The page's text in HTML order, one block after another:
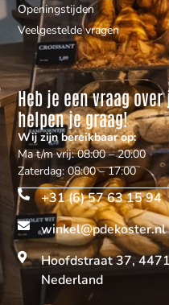
Openingstijden
Veelgestelde vragen
Heb je een vraag
helpen je graag!
Wij zijn bereikbaar op:
Ma t/m vrij: 08:00 – 20:00
Zaterdag: 08:00 – 17:00
+31 (6) 57 63 15 94
winkel@pdekoster.nl
Hoofdstraat 37,
Nederland